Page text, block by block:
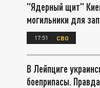
"Ядерный щит"
могильники для
17:51 СВО
В Лейпциге
боеприпасы.